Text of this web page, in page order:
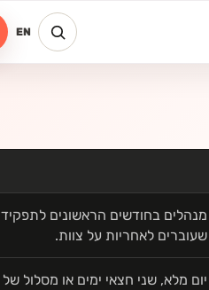
EN
מנהלים בחודשים הראשונים
שעוברים לאחריות על צוות.
יום מלא, שני חצאי ימים או מסלול של 3-5 מפגשים